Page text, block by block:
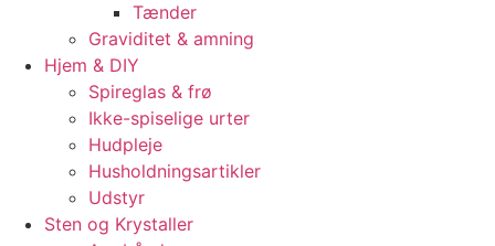
Tænder
Graviditet & amning
Hjem & DIY
Spireglas & frø
Ikke-spiselige urter
Hudpleje
Husholdningsartikler
Udstyr
Sten og Krystaller